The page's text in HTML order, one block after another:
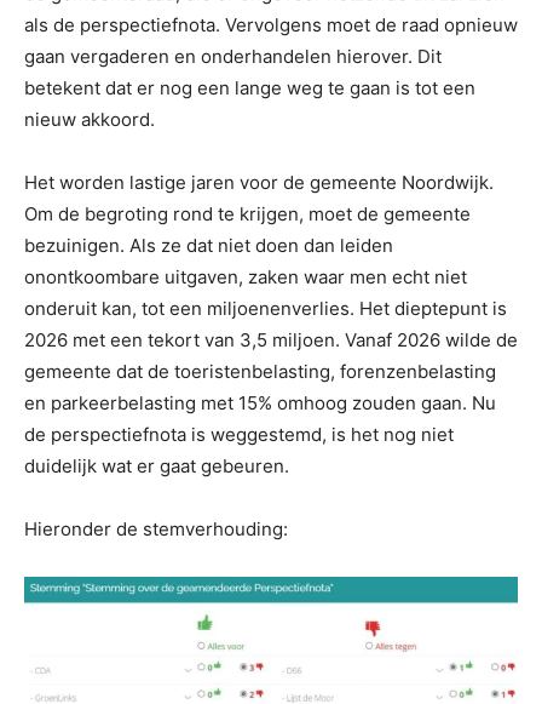
als de perspectiefnota. Vervolgens moet de raad opnieuw
gaan vergaderen en onderhandelen hierover. Dit
betekent dat er nog een lange weg te gaan is tot een
nieuw akkoord.
Het worden lastige jaren voor de gemeente Noordwijk.
Om de begroting rond te krijgen, moet de gemeente
bezuinigen. Als ze dat niet doen dan leiden
onontkoombare uitgaven, zaken waar men echt niet
onderuit kan, tot een miljoenenverlies. Het dieptepunt is
2026 met een tekort van 3,5 miljoen. Vanaf 2026 wilde de
gemeente dat de toeristenbelasting, forenzenbelasting
en parkeerbelasting met 15% omhoog zouden gaan. Nu
de perspectiefnota is weggestemd, is het nog niet
duidelijk wat er gaat gebeuren.
Hieronder de stemverhouding: